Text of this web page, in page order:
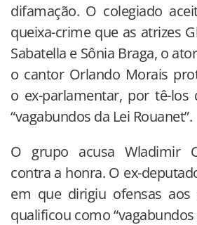
difamação. O colegiado
queixa-crime que as atrizes
Sabatella e Sônia Braga, o
o cantor Orlando Morais
o ex-parlamentar, por tê-los
“vagabundos da Lei Rouanet”.
O grupo acusa Wladimir
contra a honra. O ex-
em que dirigiu ofensas
qualificou como “vagabundos